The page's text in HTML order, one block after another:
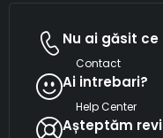
Nu ai găsit
Contact
Ai intrebari?
Help Center
Așteptăm